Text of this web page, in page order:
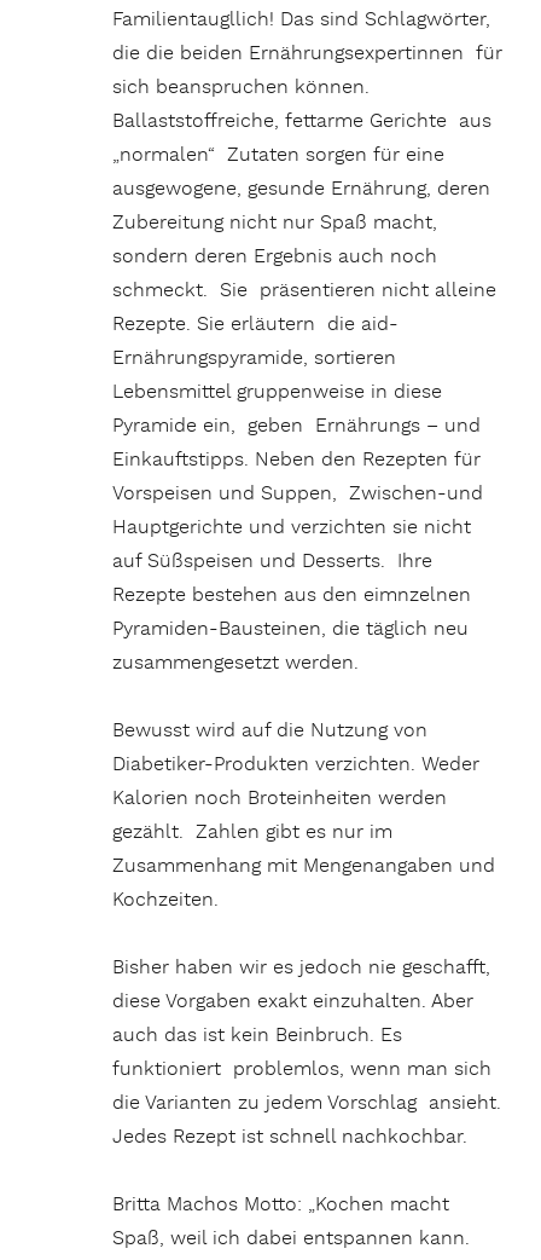
Familientaugllich! Das sind Schlagwörter,
die die beiden Ernährungsexpertinnen für
sich beanspruchen können.
Ballaststoffreiche, fettarme Gerichte aus
„normalen“ Zutaten sorgen für eine
ausgewogene, gesunde Ernährung, deren
Zubereitung nicht nur Spaß macht,
sondern deren Ergebnis auch noch
schmeckt. Sie präsentieren nicht alleine
Rezepte. Sie erläutern die aid-
Ernährungspyramide, sortieren
Lebensmittel gruppenweise in diese
Pyramide ein, geben Ernährungs – und
Einkauftstipps. Neben den Rezepten für
Vorspeisen und Suppen, Zwischen-und
Hauptgerichte und verzichten sie nicht
auf Süßspeisen und Desserts. Ihre
Rezepte bestehen aus den eimnzelnen
Pyramiden-Bausteinen, die täglich neu
zusammengesetzt werden.
Bewusst wird auf die Nutzung von
Diabetiker-Produkten verzichten. Weder
Kalorien noch Broteinheiten werden
gezählt. Zahlen gibt es nur im
Zusammenhang mit Mengenangaben und
Kochzeiten.
Bisher haben wir es jedoch nie geschafft,
diese Vorgaben exakt einzuhalten. Aber
auch das ist kein Beinbruch. Es
funktioniert problemlos, wenn man sich
die Varianten zu jedem Vorschlag ansieht.
Jedes Rezept ist schnell nachkochbar.
Britta Machos Motto: „Kochen macht
Spaß, weil ich dabei entspannen kann.